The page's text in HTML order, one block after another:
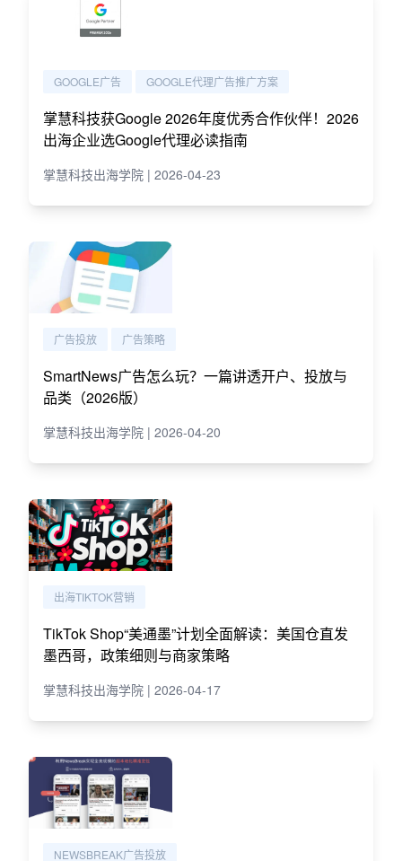
GOOGLE广告 GOOGLE代理广告推广方案
掌慧科技获Google 2026年度优秀合作伙伴！2026
出海企业选Google代理必读指南
掌慧科技出海学院 | 2026-04-23
广告投放 广告策略
SmartNews广告怎么玩？一篇讲透开户、投放与
品类（2026版）
掌慧科技出海学院 | 2026-04-20
出海TIKTOK营销
TikTok Shop“美通墨”计划全面解读：美国仓直发
墨西哥，政策细则与商家策略
掌慧科技出海学院 | 2026-04-17
NEWSBREAK广告投放